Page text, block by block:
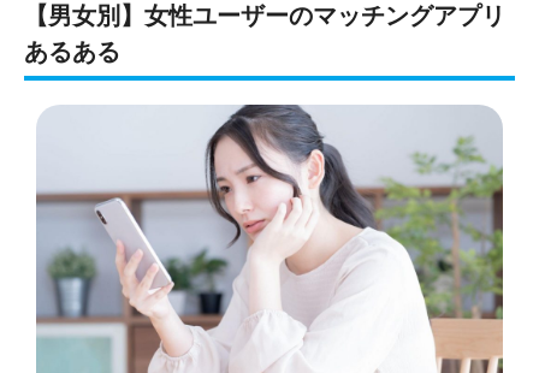
【男女別】女性ユーザーのマッチングアプリ
あるある